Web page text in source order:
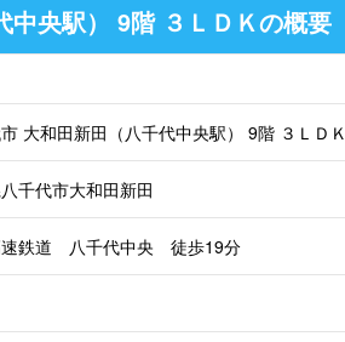
中央駅） 9階 ３ＬＤＫの概要
大和田新田（八千代中央駅） 9階 ３ＬＤＫ
千代市大和田新田
速鉄道 八千代中央 徒歩19分